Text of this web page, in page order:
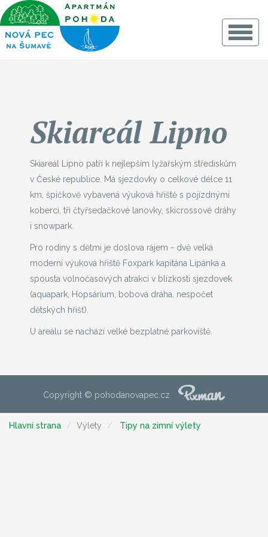
Skiareál Lipno
Skiareál Lipno patří k nejlepším lyžařským střediskům
v České republice. Má sjezdovky o celkové délce 11
km, špičkově vybavená výuková hřiště s pojízdnými
koberci, tři čtyřsedačkové lanovky, skicrossové dráhy
i snowpark.
Pro rodiny s dětmi je doslova rájem - dvě velká
moderní výuková hřiště Foxpark kapitána Lipánka a
spousta volnočasových atrakcí v blízkosti sjezdovek
(aquapark, Hopsárium, bobová dráha, nespočet
dětských hřišť).
U areálu se nachází velké bezplatné parkoviště.
Copyright © pohodanovapec.cz
Toggle
Hlavní strana Výlety Tipy na zimní výlety